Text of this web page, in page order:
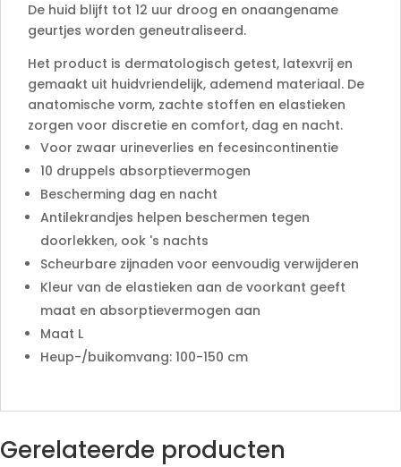
De huid blijft tot 12 uur droog en onaangename
geurtjes worden geneutraliseerd.
Het product is dermatologisch getest, latexvrij en
gemaakt uit huidvriendelijk, ademend materiaal. De
anatomische vorm, zachte stoffen en elastieken
zorgen voor discretie en comfort, dag en nacht.
Voor zwaar urineverlies en fecesincontinentie
10 druppels absorptievermogen
Bescherming dag en nacht
Antilekrandjes helpen beschermen tegen
doorlekken, ook 's nachts
Scheurbare zijnaden voor eenvoudig verwijderen
Kleur van de elastieken aan de voorkant geeft
maat en absorptievermogen aan
Maat L
Heup-/buikomvang: 100-150 cm
Gerelateerde producten